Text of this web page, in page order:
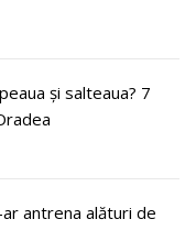
și salteaua? 7
antrena alături de